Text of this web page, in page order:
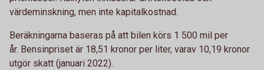
värdeminskning, men inte kapitalkostnad.
Beräkningarna baseras på att bilen körs 1 500 mil per
år. Bensinpriset är 18,51 kronor per liter, varav 10,19 kronor
utgör skatt (januari 2022).